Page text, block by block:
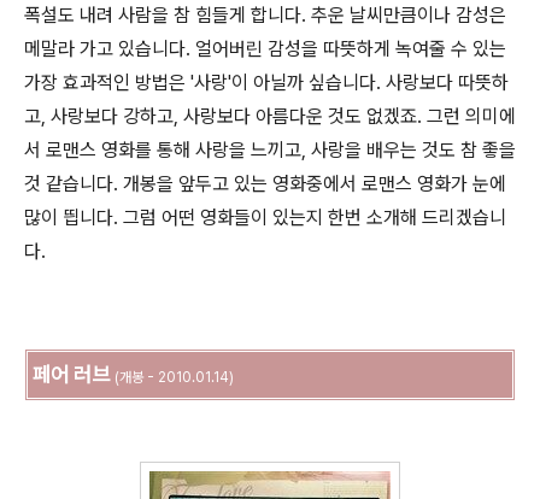
폭설도 내려 사람을 참 힘들게 합니다. 추운 날씨만큼이나 감성은
메말라 가고 있습니다. 얼어버린 감성을 따뜻하게 녹여줄 수 있는
가장 효과적인 방법은 '사랑'이 아닐까 싶습니다. 사랑보다 따뜻하
고, 사랑보다 강하고, 사랑보다 아름다운 것도 없겠죠. 그런 의미에
서 로맨스 영화를 통해 사랑을 느끼고, 사랑을 배우는 것도 참 좋을
것 같습니다. 개봉을 앞두고 있는 영화중에서 로맨스 영화가 눈에
많이 띕니다. 그럼 어떤 영화들이 있는지 한번 소개해 드리겠습니
다.
페어 러브 (개봉 - 2010.01.14)